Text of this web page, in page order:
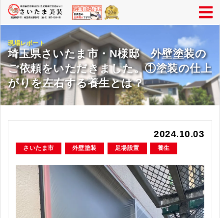
現場レポート
埼玉県さいたま市・N様邸 外壁塗装の
ご依頼をいただきました。①塗装の仕上
がりを左右する養生とは？
2024.10.03
さいたま市 外壁塗装 足場設置 養生